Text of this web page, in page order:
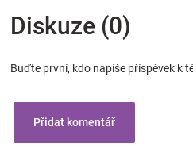
Diskuze (0)
Buďte první, kdo napíše příspěvek k
Přidat komentář